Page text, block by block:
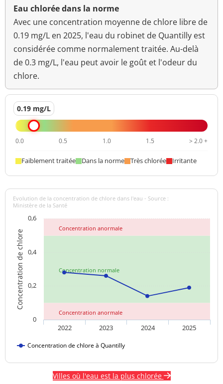
Bact. aér. revivifiables
à 22°-68h
<1 n/mL
Bact. aér. revivifiables
à 36°-44h
5 n/mL
Odeur (qualitatif)
unité pH
Saveur (qualitatif)
Aucun
changement
anormal
Température de l'eau 15,4 °C <=25 °C
Turbidité
néphélométrique NFU
Eau chlorée dans la norme
Avec une concentration moyenne de chlore libre de
0.19 mg/L en 2025, l'eau du robinet de Quantilly est
considérée comme normalement traitée. Au-delà
de 0.3 mg/L, l'eau peut avoir le goût et l'odeur du
chlore.
0.19 mg/L
0.0 0.5 1.0 1.5 > 2.0 +
Faiblement traitée Dans la norme Très chlorée Irritante
Concentration normale
Concentration anormale
Concentration anormale
Concentration de chlore
Evolution de la concentration de chlore dans l'eau - Source :
Ministère de la Santé
Concentration de chlore à Quantilly
2022 2023 2024 2025
0
0,2
0,4
0,6
Villes où l'eau est la plus chlorée